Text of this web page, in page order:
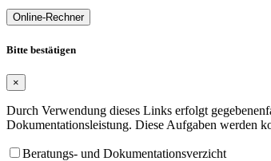
Online-Rechner
Bitte bestätigen
×
Durch Verwendung dieses Links erfolgt
Dokumentationsleistung. Diese Aufgaben werden
Beratungs- und Dokumentationsverzicht